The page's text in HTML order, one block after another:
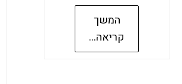
המשך
קריאה...